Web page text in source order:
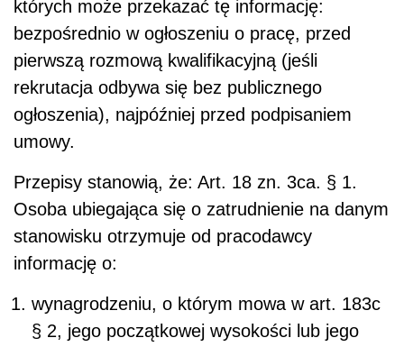
których może przekazać tę informację:
bezpośrednio w ogłoszeniu o pracę, przed
pierwszą rozmową kwalifikacyjną (jeśli
rekrutacja odbywa się bez publicznego
ogłoszenia), najpóźniej przed podpisaniem
umowy.
Przepisy stanowią, że: Art. 18 zn. 3ca. § 1.
Osoba ubiegająca się o zatrudnienie na danym
stanowisku otrzymuje od pracodawcy
informację o:
wynagrodzeniu, o którym mowa w art. 183c
§ 2, jego początkowej wysokości lub jego